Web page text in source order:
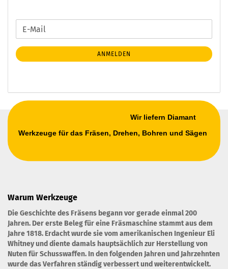
WEITER
ZUR
NEWSLETTER-
ANMELDUNG
E-
Mail
ANMELDEN
Wir liefern Diamant
Werkzeuge für das Fräsen, Drehen, Bohren und Sägen
Warum Werkzeuge
Die Geschichte des Fräsens begann vor gerade einmal 200
Jahren. Der erste Beleg für eine Fräsmaschine stammt aus dem
Jahre 1818. Erdacht wurde sie vom amerikanischen Ingenieur Eli
Whitney und diente damals hauptsächlich zur Herstellung von
Nuten für Schusswaffen. In den folgenden Jahren und Jahrzehnten
wurde das Verfahren ständig verbessert und weiterentwickelt.